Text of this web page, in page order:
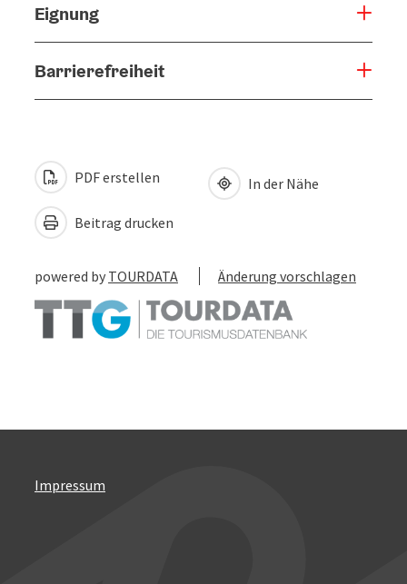
Eignung
Barrierefreiheit
PDF erstellen
Beitrag drucken
In der Nähe
powered by TOURDATA Änderung vorschlagen
Impressum